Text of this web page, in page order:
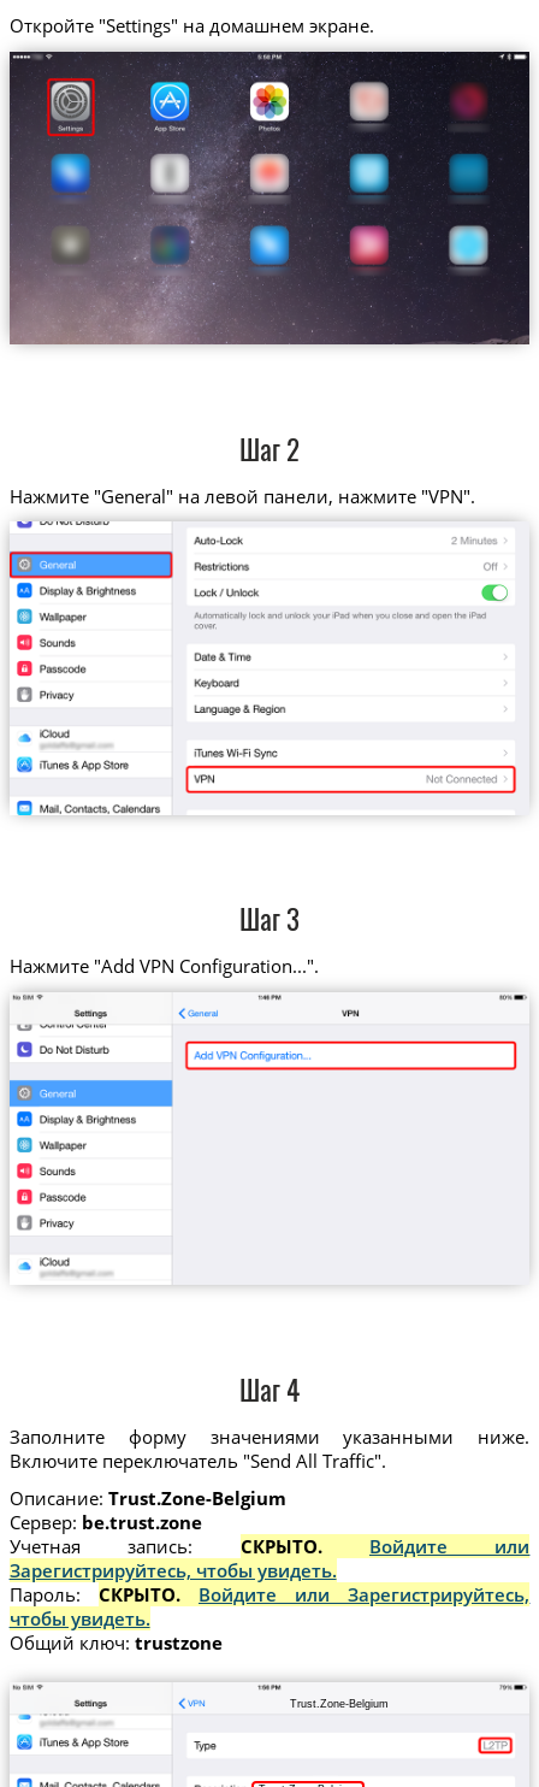
Откройте "Settings" на домашнем экране.
Шаг 2
Нажмите "General" на левой панели, нажмите "VPN".
Шаг 3
Нажмите "Add VPN Configuration...".
Шаг 4
Заполните форму значениями указанными ниже.
Включите переключатель "Send All Traffic".
Описание: Trust.Zone-Belgium
Сервер: be.trust.zone
Учетная запись: СКРЫТО. Войдите или
Зарегистрируйтесь, чтобы увидеть.
Пароль: СКРЫТО. Войдите или Зарегистрируйтесь,
чтобы увидеть.
Общий ключ: trustzone
Trust.Zone-Belgium